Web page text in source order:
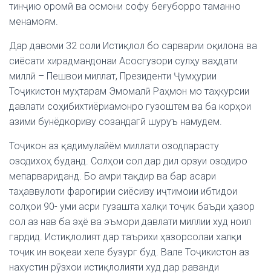
тинҷию оромӣ ва осмони софу беғуборро таманно
менамоям.
Дар давоми 32 соли Истиқлол бо сарварии оқилона ва
сиёсати хирадмандонаи Асосгузори сулҳу ваҳдати
миллӣ – Пешвои миллат, Президенти Ҷумҳурии
Тоҷикистон муҳтарам Эмомалӣ Раҳмон мо таҳкурсии
давлати соҳибихтиёриамонро гузоштем ва ба корҳои
азими бунёдкориву созандагӣ шуруъ намудем.
Тоҷикон аз қадимулайём миллати озодпарасту
озодихоҳ буданд. Солҳои сол дар дил орзуи озодиро
мепарвариданд. Бо амри тақдир ва бар асари
таҳаввулоти фарогирии сиёсиву иҷтимоии ибтидои
солҳои 90- уми асри гузашта халқи тоҷик баъди ҳазор
сол аз нав ба эҳё ва эъмори давлати миллии худ ноил
гардид. Истиқлолият дар таърихи ҳазорсолаи халқи
тоҷик ин воқеаи хеле бузург буд. Вале Тоҷикистон аз
нахустин рӯзхои истиқлолияти худ дар раванди